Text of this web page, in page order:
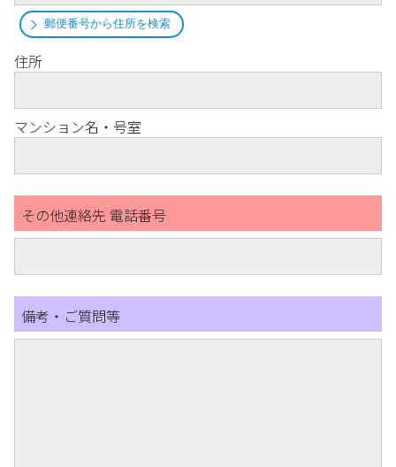
郵便番号から住所を検索
住所
マンション名・号室
その他連絡先 電話番号
備考・ご質問等